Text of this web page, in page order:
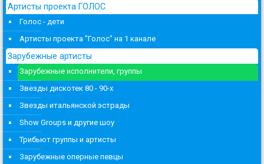
Артисты проекта ГОЛОС
Голос - дети
Артисты проекта "Голос" на 1 канале
Зарубежные артисты
Зарубежные исполнители, группы
Звезды дискотек 80 - 90-х
Звезды итальянской эстрады
Show Groups и другие шоу
Трибьют группы и артисты
Зарубежные оперные певцы